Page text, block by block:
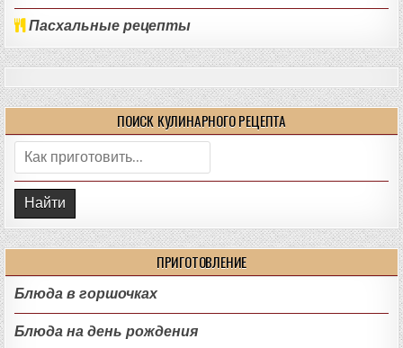
Пасхальные рецепты
ПОИСК КУЛИНАРНОГО РЕЦЕПТА
Поиск:
ПРИГОТОВЛЕНИЕ
Блюда в горшочках
Блюда на день рождения